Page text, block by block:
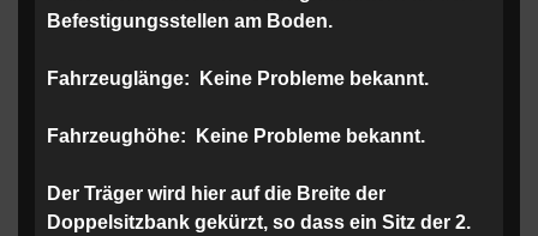
Befestigungsstellen am Boden.
Fahrzeuglänge: Keine Probleme bekannt.
Fahrzeughöhe: Keine Probleme bekannt.
Der Träger wird hier auf die Breite der
Doppelsitzbank gekürzt, so dass ein Sitz der 2.